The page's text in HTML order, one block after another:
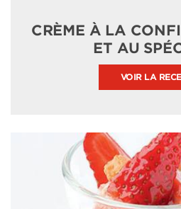
CRÈME À LA
ET AU
VOIR LA